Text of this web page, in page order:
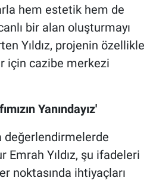
hem estetik hem de
bir alan oluşturmayı
Yıldız, projenin özellikle
için cazibe merkezi
Yanındayız'
değerlendirmelerde
Emrah Yıldız, şu ifadeleri
noktasında ihtiyaçları